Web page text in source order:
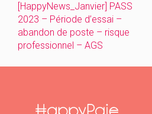
Navigation
de
l’article
[HappyNews_Janvier] PASS
2023 – Période d’essai –
abandon de poste – risque
professionnel – AGS